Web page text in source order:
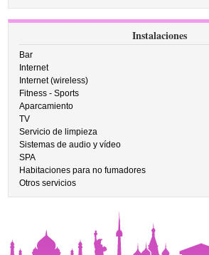
Instalaciones
Bar
Internet
Internet (wireless)
Fitness - Sports
Aparcamiento
TV
Servicio de limpieza
Sistemas de audio y vídeo
SPA
Habitaciones para no fumadores
Otros servicios